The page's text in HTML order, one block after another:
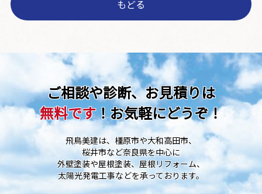
もどる
ご相談や診断、お見積りは
無料です！お気軽にどうぞ！
飛鳥美建は、橿原市や大和高田市、
桜井市など奈良県を中心に
外壁塗装や屋根塗装、屋根リフォーム、
太陽光発電工事などを承っております。